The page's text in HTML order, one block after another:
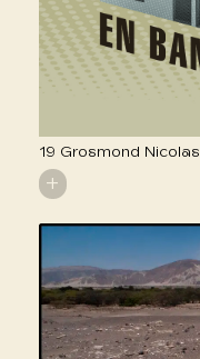
19 Grosmond Nicolas
+